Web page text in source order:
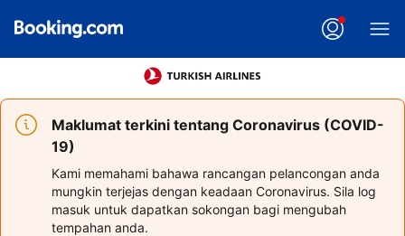
Maklumat terkini tentang Coronavirus (COVID-
19)
Kami memahami bahawa rancangan pelancongan anda
mungkin terjejas dengan keadaan Coronavirus. Sila log
masuk untuk dapatkan sokongan bagi mengubah
tempahan anda.